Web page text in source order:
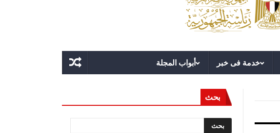
خدمة فى خبر أبواب المجلة
بحث